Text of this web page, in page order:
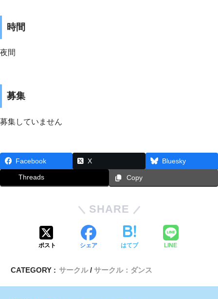
時間
夜間
募集
募集していません
Facebook X Bluesky
Threads Copy
SHARE
ポスト シェア はてブ LINE
CATEGORY : サークル サークル：ダンス